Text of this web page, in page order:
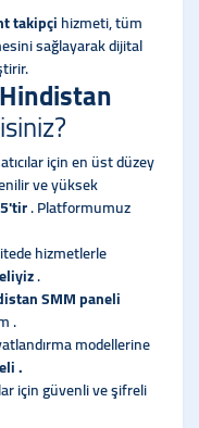
takipçihizmeti, tüm
sağlayarak dijital
için en üst düzey
ve yüksek
. Platformumuz
hizmetlerle
.
SMM paneli
.
modellerine
.
için güvenli ve şifreli